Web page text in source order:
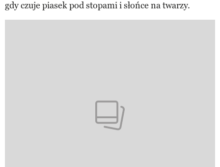
gdy czuje piasek pod stopami i słońce na twarzy.